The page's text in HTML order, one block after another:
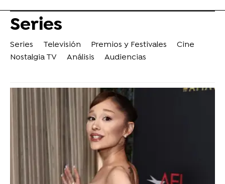
Series
Series Televisión Premios y Festivales
Cine
Nostalgia TV
Análisis Audiencias